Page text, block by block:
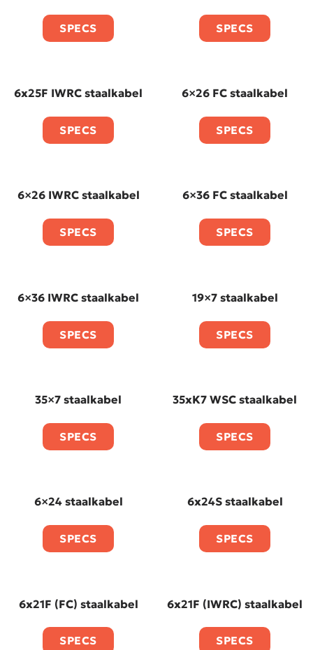
SPECS SPECS
6x25F IWRC staalkabel
SPECS
6×26 FC staalkabel
SPECS
6×26 IWRC staalkabel
SPECS
6×36 FC staalkabel
SPECS
6×36 IWRC staalkabel
SPECS
19×7 staalkabel
SPECS
35×7 staalkabel
SPECS
35xK7 WSC staalkabel
SPECS
6×24 staalkabel
SPECS
6x24S staalkabel
SPECS
6x21F (FC) staalkabel
SPECS
6x21F (IWRC) staalkabel
SPECS